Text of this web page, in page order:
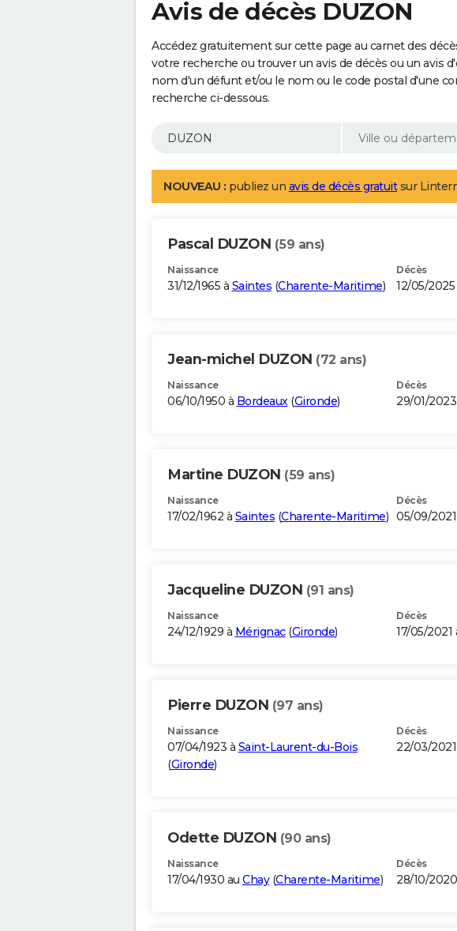
Avis de décès DUZON
Accédez gratuitement sur cette page au carnet des
votre recherche ou trouver un avis de décès ou un avis
nom d'un défunt et/ou le nom ou le code postal d'une
recherche ci-dessous.
NOUVEAU : publiez un avis de décès gratuitsur
Pascal DUZON (59 ans)
Naissance
31/12/1965 à Saintes (Charente-Maritime)
Décès
12/05/2025
Jean-michel DUZON (72 ans)
Naissance
06/10/1950 à Bordeaux(Gironde)
Décès
29/01/
Martine DUZON (59 ans)
Naissance
17/02/1962 à Saintes (Charente-Maritime)
Décès
05/09/
Jacqueline DUZON (91 ans)
Naissance
24/12/1929 à Mérignac(Gironde)
Décès
17/05/2021
Pierre DUZON (97 ans)
Naissance
07/04/1923 à Saint-Laurent-du-Bois
(Gironde)
Décès
22/03/2021
Odette DUZON (90 ans)
Naissance
17/04/1930 au Chay(Charente-Maritime)
Décès
28/10/